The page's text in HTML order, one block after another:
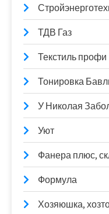
ТДВ Газ
Текстиль профи
Тонировка
У Николая
Уют
Фанера плюс,
Формула
Хозяюшка,